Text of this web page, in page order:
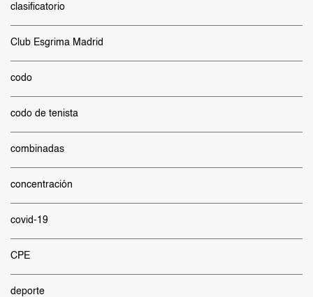
clasificatorio
Club Esgrima Madrid
codo
codo de tenista
combinadas
concentración
covid-19
CPE
deporte